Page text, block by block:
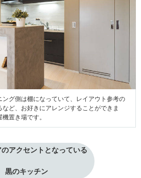
グ側は棚になっていて、レイアウト参考の
ど、お好きにアレンジすることができま
置き場です。
アクセントとなっている
黒のキッチン